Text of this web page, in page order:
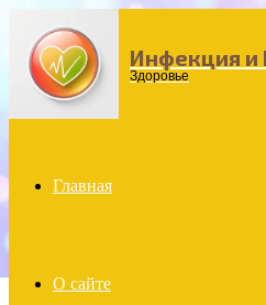
Menu Инфекция
Здоровье
Главная
О сайте